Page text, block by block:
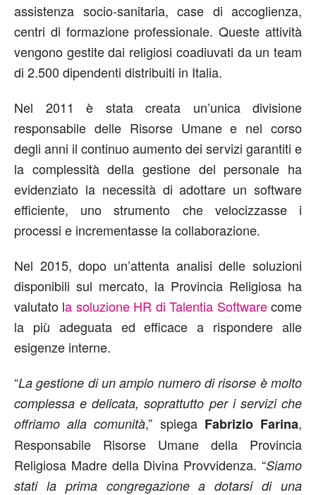
assistenza socio-sanitaria, case di accoglienza,
centri di formazione professionale. Queste attività
vengono gestite dai religiosi coadiuvati da un team
di 2.500 dipendenti distribuiti in Italia.
Nel 2011 è stata creata un’unica divisione
responsabile delle Risorse Umane e nel corso
degli anni il continuo aumento dei servizi garantiti e
la complessità della gestione del personale ha
evidenziato la necessità di adottare un software
efficiente, uno strumento che velocizzasse i
processi e incrementasse la collaborazione.
Nel 2015, dopo un’attenta analisi delle soluzioni
disponibili sul mercato, la Provincia Religiosa ha
valutato la soluzione HR di Talentia Softwarecome
la più adeguata ed efficace a rispondere alle
esigenze interne.
“La gestione di un ampio numero di risorse è molto
complessa e delicata, soprattutto per i servizi che
offriamo alla comunità,” spiega Fabrizio Farina,
Responsabile Risorse Umane della Provincia
Religiosa Madre della Divina Provvidenza. “Siamo
stati la prima congregazione a dotarsi di una